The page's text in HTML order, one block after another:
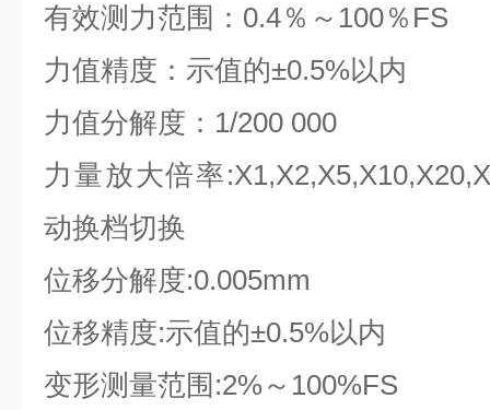
有效测力范围：0.4％～100％FS
力值精度：示值的±0.5%以内
力值分解度：1/200 000
力量放大倍率
动换档切换
位移分解度:0.005mm
位移精度:示值的±0.5%以内
变形测量范围:2%～100%FS